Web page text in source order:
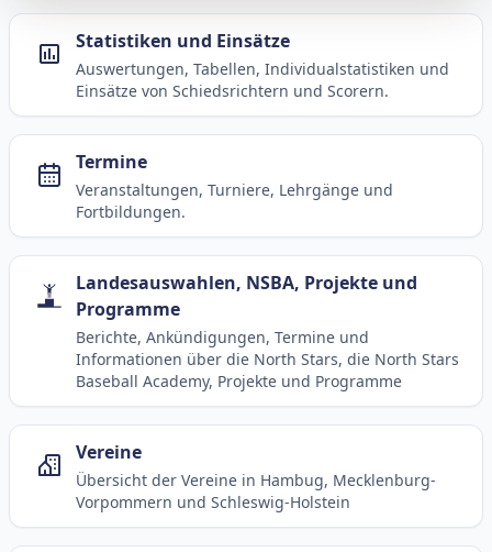
Statistiken und Einsätze
Auswertungen, Tabellen, Individualstatistiken und
Einsätze von Schiedsrichtern und Scorern.
Termine
Veranstaltungen, Turniere, Lehrgänge und
Fortbildungen.
Landesauswahlen, NSBA, Projekte und
Programme
Berichte, Ankündigungen, Termine und
Informationen über die North Stars, die North Stars
Baseball Academy, Projekte und Programme
Vereine
Übersicht der Vereine in Hambug, Mecklenburg-
Vorpommern und Schleswig-Holstein
Dabei wurden die Nutzernamen und Kennworte
mit den Berechtigungen von der alten Homepage
hierher kopiert und sollten weiterhin
uneingeschränkt genutzt werden können.
gerne an die Verbandsadresse
schicken.